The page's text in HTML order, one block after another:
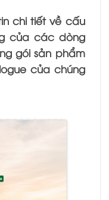
chi tiết về cấu
của các dòng
gói sản phẩm
của chúng